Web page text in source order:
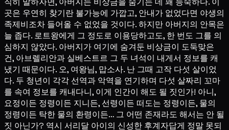
곳은 우연히 찾기란 불가능에 가깝고, 안내가 없었다면 야생의
족제비조차 들어올 수 없었을 것이다. 하지만 아버지의 안목은
늘 좁다. 로트왕에게 그 정도로 이용당하고도, 한 번도 그를 의
심하지 않았다. 아버지가 여기에 숨겨둔 비상금이 도둑맞은
건, 아브렐리안과 실베스트르 그 두 녀석이 내게서 정보를 캐
냈기 때문이다. 오, 여왕님, 맙소사. 난 그때 고작 다섯 살이었
다. 두 청년이 각각 선역과 악역을 연기하며 다섯 살짜리 꼬마
를 속여 정보를 캐내다니, 이게 인간이 해도 될 짓인가! 아니,
요정이든 정령이든 지니든, 선령이든 떠도는 정령이든, 물의
정령이든 탁한 물의 환령이든… 그 어떤 존재라도 해서는 안 될
짓 아닌가? 역시 서리달 아이의 신성한 후계자답게 정말 못되